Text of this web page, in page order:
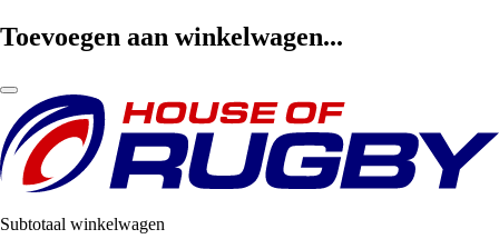
Toevoegen aan winkelwagen...
Subtotaal winkelwagen